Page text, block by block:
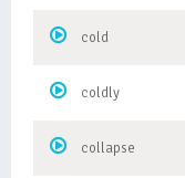
cold
coldly
collapse